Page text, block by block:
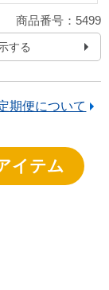
商品番号：5499
する
期便について
イテム